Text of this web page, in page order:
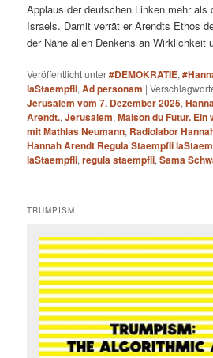
Applaus der deutschen Linken mehr als
Israels. Damit verrät er Arendts Ethos
der Nähe allen Denkens an Wirklichkeit
Veröffentlicht unter#DEMOKRATIE,
laStaempfli,Ad personam |
Jerusalem vom 7. Dezember 2025,
Arendt.,Jerusalem,Maison du Futur.
mit Mathias Neumann, Radiolabor
Hannah Arendt Regula Staempfli
laStaempfli,regula staempfli,Sama
TRUMPISM